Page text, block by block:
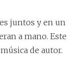
juntos y en un
a mano. Este
de autor.